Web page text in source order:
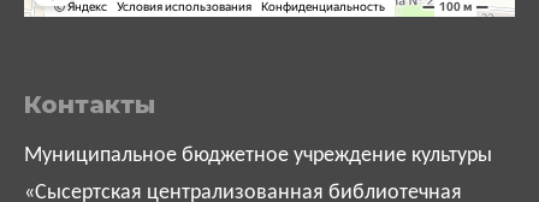
Контакты
Муниципальное бюджетное учреждение культуры
«Сысертская централизованная библиотечная